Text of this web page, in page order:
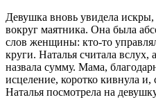
Девушка вновь увидела
вокруг маятника. Она была
слов женщины: кто-то
круги. Наталья считала вслух,
назвала сумму. Мама,
исцеление, коротко кивнула
Наталья посмотрела на